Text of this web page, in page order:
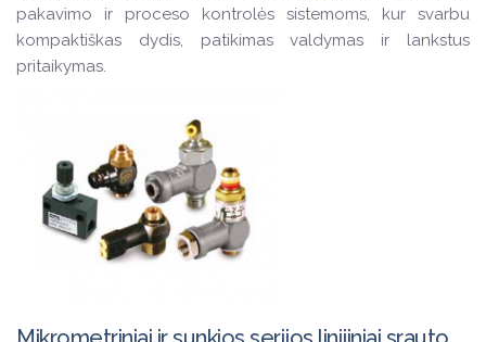
pakavimo ir proceso kontrolės sistemoms, kur svarbu
kompaktiškas dydis, patikimas valdymas ir lankstus
pritaikymas.